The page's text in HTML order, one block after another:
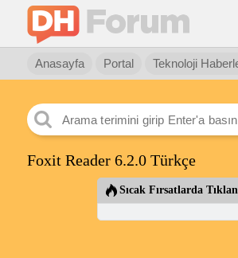
Anasayfa Portal Teknoloji
Foxit Reader 6.2.0 Türkçe
Sıcak Fırsatlarda